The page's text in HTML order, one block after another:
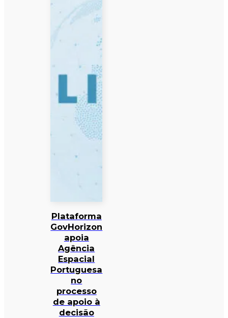
Plataforma
GovHorizon
apoia
Agência
Espacial
Portuguesa
no
processo
de apoio à
decisão